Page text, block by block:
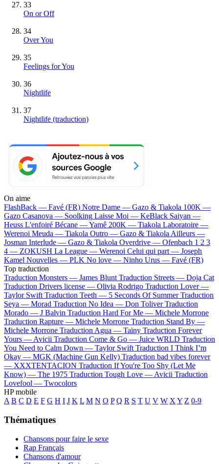
33
On or Off
34
Over You
35
Feelings for You
36
Nightlife
37
Nightlife (traduction)
On aime
FlashBack — Favé (FR) Notre Dame — Gazo & Tiakola 100K —
Gazo Casanova — Soolking Laisse Moi — KeBlack Saiyan —
Heuss L'enfoiré Bécane —Yamê 200K — Tiakola Laboratoire —
Werenoi Meuda — Tiakola Outro — Gazo & Tiakola Ailleurs —
Josman Interlude — Gazo & Tiakola Overdrive — Ofenbach 1 2 3
4 — ZOKUSH La League — Werenoi Celui qui part — Joseph
Kamel Nouvelles — PLK No love — Ninho Urus — Favé (FR)
Top traduction
Traduction Monsters — James Blunt Traduction Streets — Doja Cat
Traduction Drivers license — Olivia Rodrigo Traduction Lover —
Taylor Swift Traduction Teeth — 5 Seconds Of Summer Traduction
Seya — Morad Traduction No Idea — Don Toliver Traduction
Morado — J Balvin Traduction Hard For Me — Michele Morrone
Traduction Rapture — Michele Morrone Traduction Stand By —
Michele Morrone Traduction Agua — Tainy Traduction Forever
Yours — Avicii Traduction Come & Go — Juice WRLD Traduction
You Need to Calm Down — Taylor Swift Traduction I Think I’m
Okay — MGK (Machine Gun Kelly) Traduction bad vibes forever
— XXXTENTACION Traduction If You're Too Shy (Let Me
Know) — The 1975 Traduction Tough Love — Avicii Traduction
Lovefool — Twocolors
HP mobile
A B C D E F G H I J K L M N O P Q R S T U V W X Y Z 0-9
Thématiques
Chansons pour faire le sexe
Rap Français
Chansons d'amour